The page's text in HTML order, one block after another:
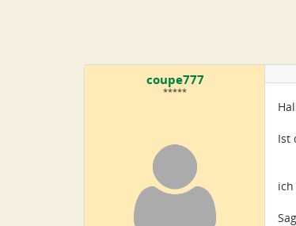
coupe777
*****
Ist